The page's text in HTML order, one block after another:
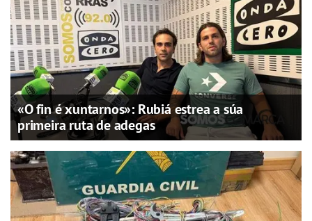
«O fin é xuntarnos»: Rubiá estrea a súa
primeira ruta de adegas